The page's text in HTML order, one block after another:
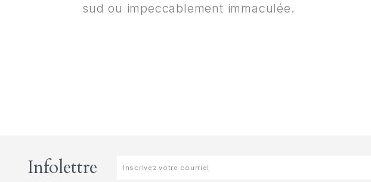
sud ou impeccablement immaculée.
Infolettre
Infolettre